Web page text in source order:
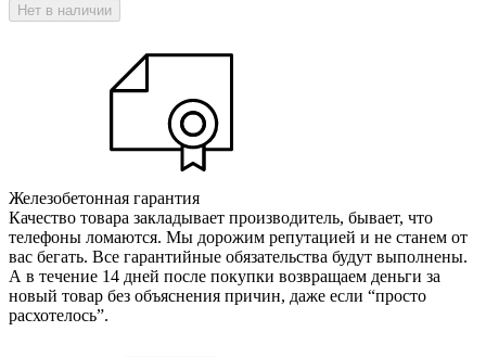
Нет в наличии
Железобетонная гарантия
Качество товара закладывает производитель, бывает, что
телефоны ломаются. Мы дорожим репутацией и не станем от
вас бегать. Все гарантийные обязательства будут выполнены.
А в течение 14 дней после покупки возвращаем деньги за
новый товар без объяснения причин, даже если “просто
расхотелось”.